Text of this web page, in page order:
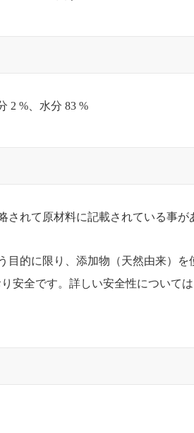
2 %、水分 83 %
れて原材料に記載されている事が
的に限り、添加物（天然由来）を
安全です。詳しい安全性について